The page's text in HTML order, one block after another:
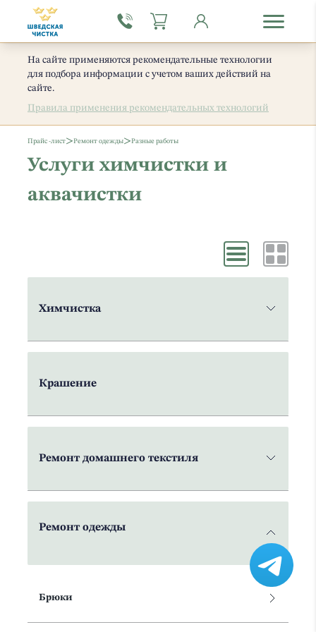
На сайте применяются рекомендательные технологии
для подбора информации с учетом ваших действий на
сайте.
Правила применения рекомендательных технологий
Прайс -лист>Ремонт одежды>Разные работы
Услуги химчистки и
аквачистки
Химчистка
Крашение
Ремонт домашнего текстиля
Ремонт одежды
Брюки